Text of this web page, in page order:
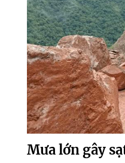
Mưa lớn gây